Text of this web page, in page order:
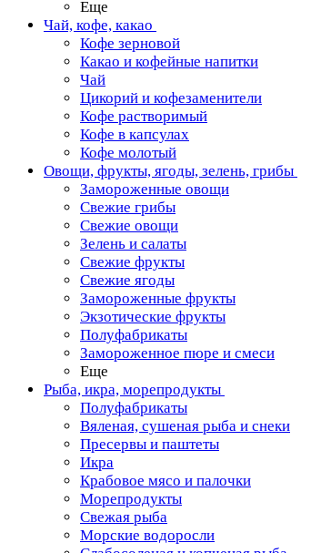
Еще
Чай, кофе, какао
Кофе зерновой
Какао и кофейные напитки
Чай
Цикорий и кофезаменители
Кофе растворимый
Кофе в капсулах
Кофе молотый
Овощи, фрукты, ягоды, зелень, грибы
Замороженные овощи
Свежие грибы
Свежие овощи
Зелень и салаты
Свежие фрукты
Свежие ягоды
Замороженные фрукты
Экзотические фрукты
Полуфабрикаты
Замороженное пюре и смеси
Еще
Рыба, икра, морепродукты
Полуфабрикаты
Вяленая, сушеная рыба и снеки
Пресервы и паштеты
Икра
Крабовое мясо и палочки
Морепродукты
Свежая рыба
Морские водоросли